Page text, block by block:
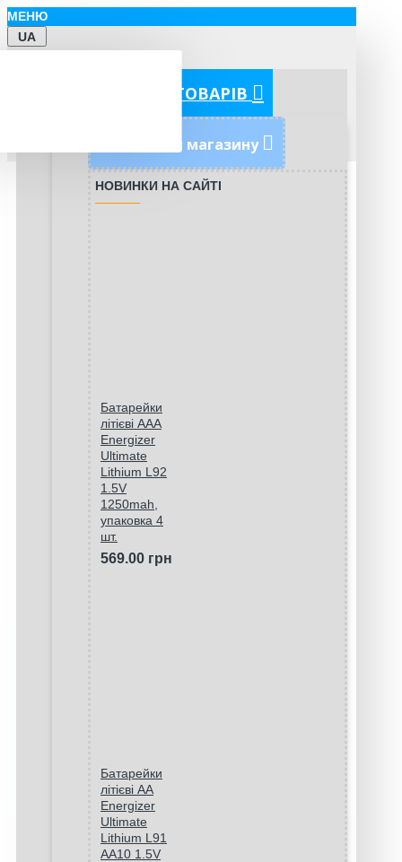
МЕНЮ
UA
КАТЕГОРІЇ ТОВАРІВ
Новинки магазину
НОВИНКИ НА САЙТІ
Батарейки
літієві ААA
Energizer
Ultimate
Lithium L92
1.5V
1250mah,
упаковка 4
шт.
569.00 грн
Батарейки
літієві AA
Energizer
Ultimate
Lithium L91
AA10 1.5V